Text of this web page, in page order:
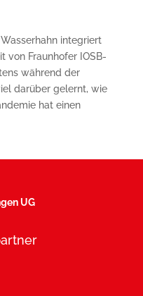
integriert
von Fraunhofer IOSB-
während der
darüber gelernt, wie
hat einen
UG